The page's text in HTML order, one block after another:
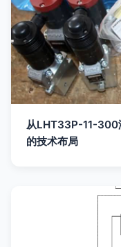
从LHT33P-11-300
的技术布局